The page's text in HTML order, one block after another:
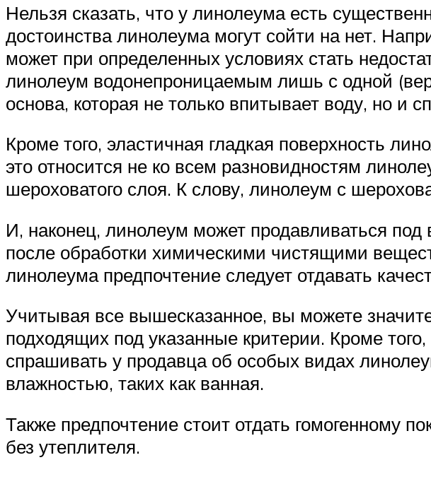
Нельзя сказать, что у линолеума есть
достоинства линолеума могут сойти на нет.
может при определенных условиях стать
линолеум водонепроницаемым лишь с одной
основа, которая не только впитывает воду, но и
Кроме того, эластичная гладкая поверхность
это относится не ко всем разновидностям
шероховатого слоя. К слову, линолеум с
И, наконец, линолеум может продавливаться под
после обработки химическими чистящими
линолеума предпочтение следует отдавать
Учитывая все вышесказанное, вы можете
подходящих под указанные критерии. Кроме
спрашивать у продавца об особых видах
влажностью, таких как ванная.
Также предпочтение стоит отдать гомогенному
без утеплителя.